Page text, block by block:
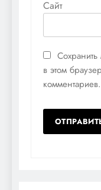
Сайт
в этом
комментариев.